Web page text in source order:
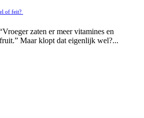
of feit?
zaten er meer vitamines en
Maar klopt dat eigenlijk wel?...